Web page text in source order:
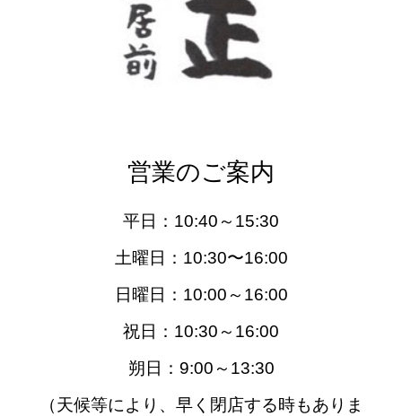
営業のご案内
平日：10:40 ～ 15:30
土曜日： 10:30〜16:00
日曜日：10:00～16:00
祝日：10:30～ 16:00
朔日：9:00～13:30
（天候等により、早く閉店する時もありま